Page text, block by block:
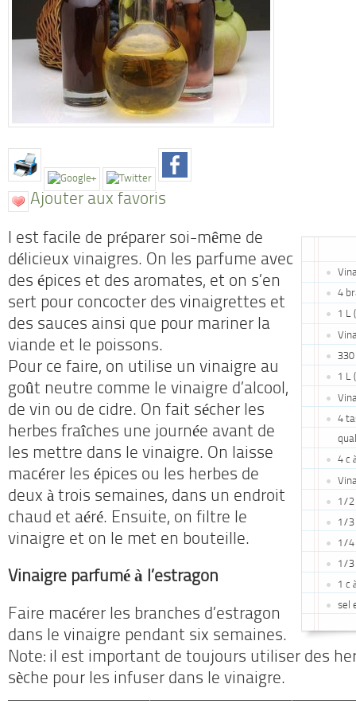
Ajouter aux favoris
4
1 L
330
1 L
4
4 c
1/2
1/3
1/4
1/3
1 c
sel
l est facile de préparer soi-même de
délicieux vinaigres. On les parfume avec
des épices et des aromates, et on s’en
sert pour concocter des vinaigrettes et
des sauces ainsi que pour mariner la
viande et le poissons.
Pour ce faire, on utilise un vinaigre au
goût neutre comme le vinaigre d’alcool,
de vin ou de cidre. On fait sécher les
herbes fraîches une journée avant de
les mettre dans le vinaigre. On laisse
macérer les épices ou les herbes de
deux à trois semaines, dans un endroit
chaud et aéré. Ensuite, on filtre le
vinaigre et on le met en bouteille.
Vinaigre parfumé à l’estragon
Faire macérer les branches d’estragon
dans le vinaigre pendant six semaines.
Note: il est important de toujours utiliser des
sèche pour les infuser dans le vinaigre.
————————–————————–